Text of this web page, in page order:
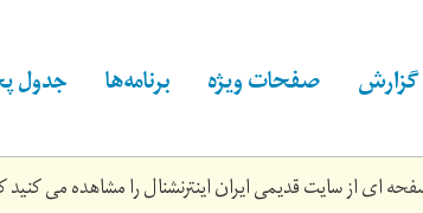
صفحات ویژه برنامه‌ها جدول
ای از سایت قدیمی ایران اینترنشنال را مشاهده می